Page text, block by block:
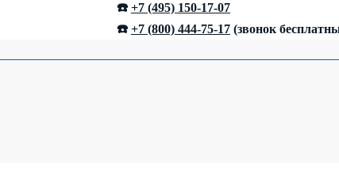
☎️ +7 (495) 150-17-07
☎️ +7 (800) 444-75-17 (звонок